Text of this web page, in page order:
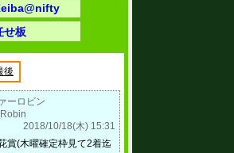
せ板
後
ーロビン
2018/10/18(木) 15:31
賞(木曜確定枠見て2着迄